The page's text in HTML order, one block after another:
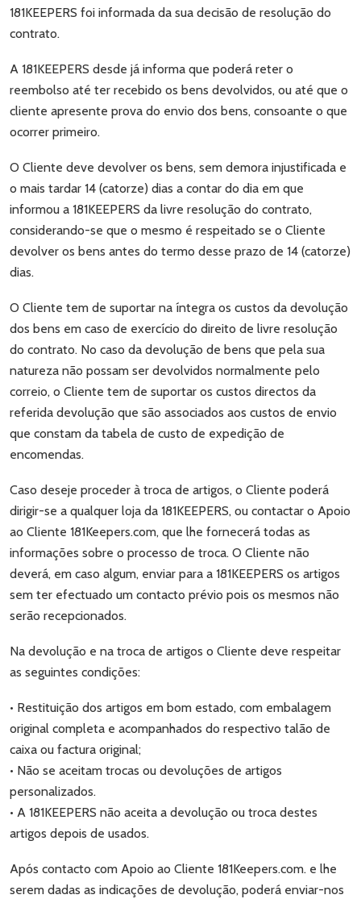
181KEEPERS foi informada da sua decisão de resolução do
contrato.
A 181KEEPERS desde já informa que poderá reter o
reembolso até ter recebido os bens devolvidos, ou até que o
cliente apresente prova do envio dos bens, consoante o que
ocorrer primeiro.
O Cliente deve devolver os bens, sem demora injustificada e
o mais tardar 14 (catorze) dias a contar do dia em que
informou a 181KEEPERS da livre resolução do contrato,
considerando-se que o mesmo é respeitado se o Cliente
devolver os bens antes do termo desse prazo de 14 (catorze)
dias.
O Cliente tem de suportar na íntegra os custos da devolução
dos bens em caso de exercício do direito de livre resolução
do contrato. No caso da devolução de bens que pela sua
natureza não possam ser devolvidos normalmente pelo
correio, o Cliente tem de suportar os custos directos da
referida devolução que são associados aos custos de envio
que constam da tabela de custo de expedição de
encomendas.
Caso deseje proceder à troca de artigos, o Cliente poderá
dirigir-se a qualquer loja da 181KEEPERS, ou contactar o Apoio
ao Cliente 181Keepers.com, que lhe fornecerá todas as
informações sobre o processo de troca. O Cliente não
deverá, em caso algum, enviar para a 181KEEPERS os artigos
sem ter efectuado um contacto prévio pois os mesmos não
serão recepcionados.
Na devolução e na troca de artigos o Cliente deve respeitar
as seguintes condições:
• Restituição dos artigos em bom estado, com embalagem
original completa e acompanhados do respectivo talão de
caixa ou factura original;
• Não se aceitam trocas ou devoluções de artigos
personalizados.
• A 181KEEPERS não aceita a devolução ou troca destes
artigos depois de usados.
Após contacto com Apoio ao Cliente 181Keepers.com. e lhe
serem dadas as indicações de devolução, poderá enviar-nos